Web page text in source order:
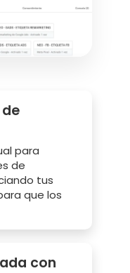
para
de
tus
que los
con